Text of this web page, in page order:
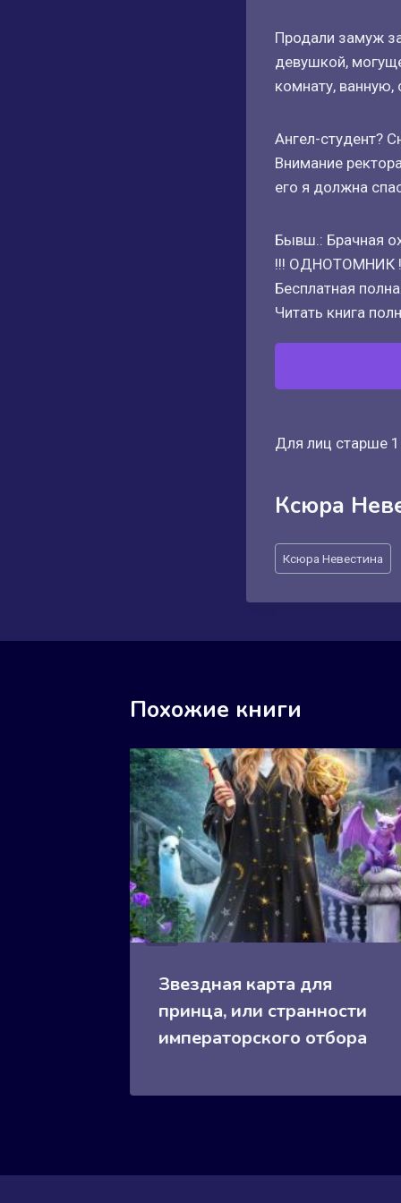
Продали замуж
девушкой,
комнату, ванную,
Ангел-студент?
Внимание
его я должна
Бывш.: Брачная
!!! ОДНОТОМНИК
Бесплатная
Читать книга
Для лиц старше
Ксюра
Метки
записи:
Ксюра Невестина
Похожие книги
Звездная карта для
принца, или странности
императорского отбора